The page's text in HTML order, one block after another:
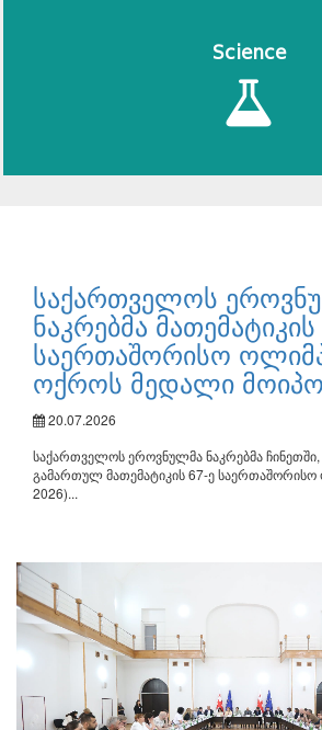
Science
საქართველოს
ნაკრებმა მათემატიკის
საერთაშორისო
ოქროს მედალი
20.07.2026
საქართველოს ეროვნულმა ნაკრებმა ჩინეთში,
გამართულ მათემატიკის 67-ე საერთაშორისო
2026)...